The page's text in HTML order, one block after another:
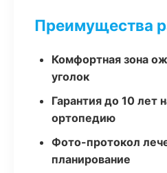
Преимущества
Комфортная зона
уголок
Гарантия до 10 лет
ортопедию
Фото-протокол
планирование